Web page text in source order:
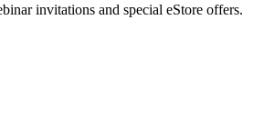
invitations and special eStore offers.